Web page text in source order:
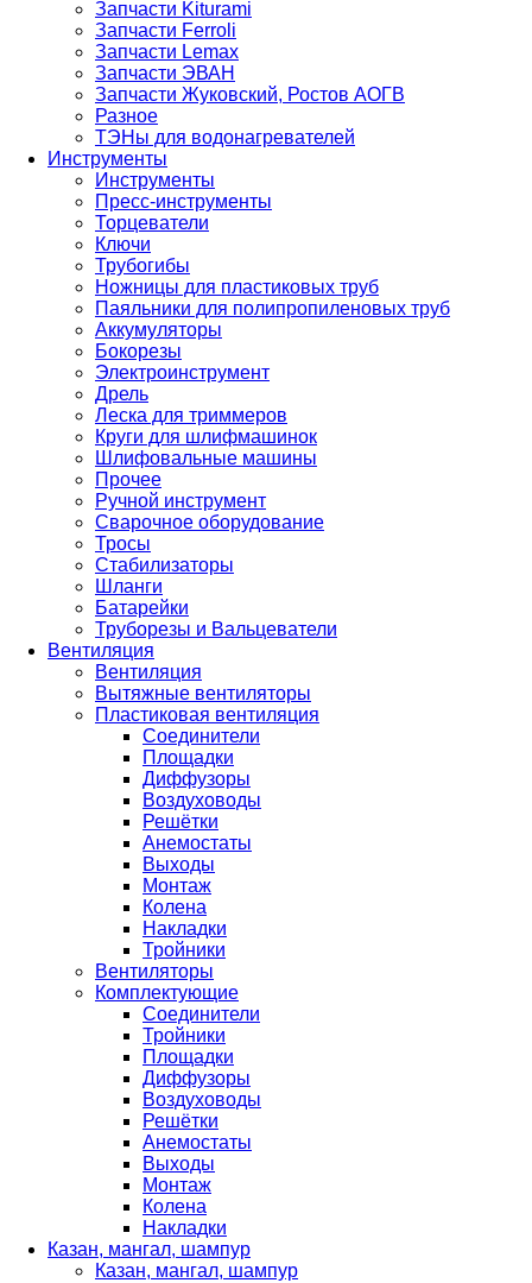
Запчасти Kiturami
Запчасти Ferroli
Запчасти Lemax
Запчасти ЭВАН
Запчасти Жуковский, Ростов АОГВ
Разное
ТЭНы для водонагревателей
Инструменты
Инструменты
Пресс-инструменты
Торцеватели
Ключи
Трубогибы
Ножницы для пластиковых труб
Паяльники для полипропиленовых труб
Аккумуляторы
Бокорезы
Электроинструмент
Дрель
Леска для триммеров
Круги для шлифмашинок
Шлифовальные машины
Прочее
Ручной инструмент
Сварочное оборудование
Тросы
Стабилизаторы
Шланги
Батарейки
Труборезы и Вальцеватели
Вентиляция
Вентиляция
Вытяжные вентиляторы
Пластиковая вентиляция
Соединители
Площадки
Диффузоры
Воздуховоды
Решётки
Анемостаты
Выходы
Монтаж
Колена
Накладки
Тройники
Вентиляторы
Комплектующие
Соединители
Тройники
Площадки
Диффузоры
Воздуховоды
Решётки
Анемостаты
Выходы
Монтаж
Колена
Накладки
Казан, мангал, шампур
Казан, мангал, шампур